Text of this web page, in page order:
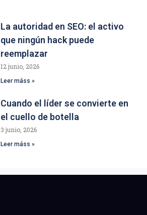
La autoridad en SEO: el activo
que ningún hack puede
reemplazar
12 junio, 2026
Leer máss »
Cuando el líder se convierte en
el cuello de botella
3 junio, 2026
Leer máss »